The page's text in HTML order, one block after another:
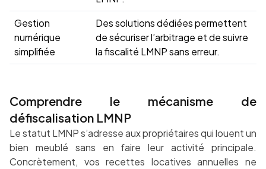
Gestion
numérique
simplifiée
Des solutions dédiées permettent
de sécuriser l’arbitrage et de suivre
la fiscalité LMNP sans erreur.
Comprendre le mécanisme de
défiscalisation LMNP
Le statut LMNP s’adresse aux propriétaires qui louent un
bien meublé sans en faire leur activité principale.
Concrètement, vos recettes locatives annuelles ne